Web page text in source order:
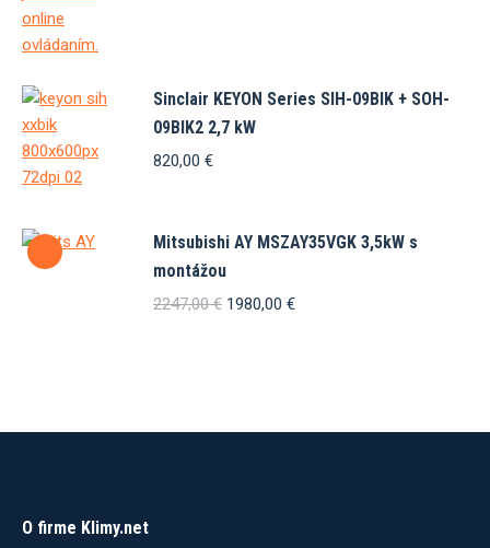
Sinclair KEYON Series SIH-09BIK + SOH-
09BIK2 2,7 kW
820,00 €
Mitsubishi AY MSZAY35VGK 3,5kW s
montážou
2247,00€ Pôvodná
1980,00 €Aktuálna
O firme Klimy.net